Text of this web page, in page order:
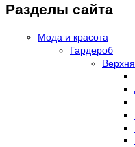
Разделы сайта
Мода и красота
Гардероб